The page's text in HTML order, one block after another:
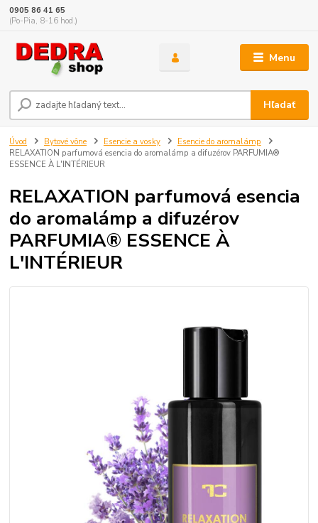
Menu
Hľadať
0905 86 41 65
(Po-Pia, 8-16 hod.)
Úvod Bytové vône Esencie a vosky
Esencie do aromalámp
RELAXATION parfumová esencia do aromalámp a difuzérov PARFUMIA®
ESSENCE À L'INTÉRIEUR
RELAXATION parfumová esencia
do aromalámp a difuzérov
PARFUMIA® ESSENCE À
L'INTÉRIEUR